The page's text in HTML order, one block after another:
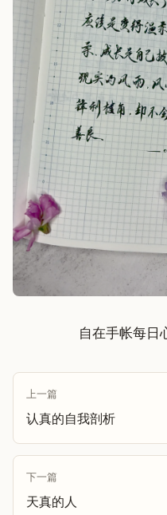
自在手帐每日
上一篇
认真的自我剖析
下一篇
天真的人